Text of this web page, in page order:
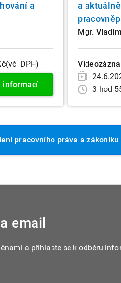
a
(vč. DPH)
informací
a
Mgr.
3 hod
pracovního práva a zákoníku
email
a přihlaste se k odběru